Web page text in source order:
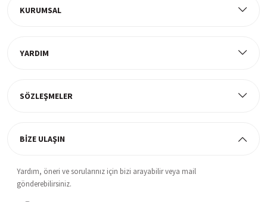
KURUMSAL
YARDIM
SÖZLEŞMELER
BİZE ULAŞIN
Yardım, öneri ve sorularınız için bizi arayabilir veya mail
gönderebilirsiniz.